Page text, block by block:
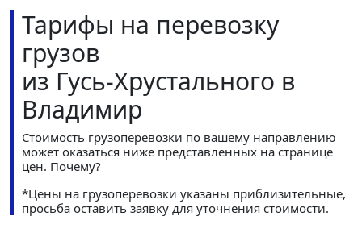
Тарифы на перевозку
грузов
из Гусь-Хрустального в
Владимир
Стоимость грузоперевозки по вашему направлению
может оказаться ниже представленных на странице
цен. Почему?
*Цены на грузоперевозки указаны приблизительные,
просьба оставить заявку для уточнения стоимости.